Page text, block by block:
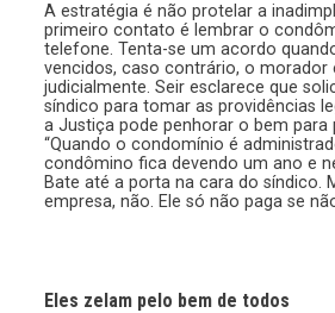
A estratégia é não protelar a
primeiro contato é lembrar o
telefone. Tenta-se um acordo
vencidos, caso contrário, o morador
judicialmente. Seir esclarece que
síndico para tomar as providências
a Justiça pode penhorar o bem para
“Quando o condomínio é
condômino fica devendo um ano e
Bate até a porta na cara do síndico.
empresa, não. Ele só não paga se
Eles zelam pelo bem de todos